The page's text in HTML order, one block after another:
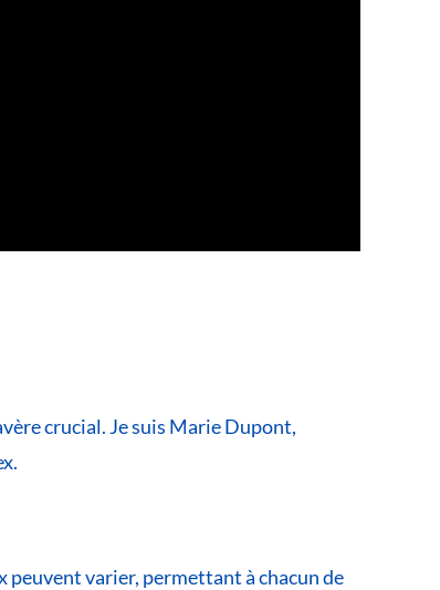
crucial. Je suis Marie Dupont,
peuvent varier, permettant à chacun de